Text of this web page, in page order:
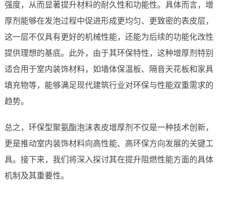
强度，从而显著提升材料的耐久性和功能性。具体而言，增
厚剂能够在发泡过程中促进形成更均匀、更致密的表皮层，
这一层不仅具有更好的机械性能，还能为后续的功能化改性
提供理想的基底。此外，由于其环保特性，这种增厚剂特别
适合用于室内装饰材料，如墙体保温板、隔音天花板和家具
填充物等，能够满足现代建筑行业对环保与性能双重需求的
趋势。
总之，环保型聚氨酯泡沫表皮增厚剂不仅是一种技术创新，
更是推动室内装饰材料向高性能、高环保方向发展的关键工
具。接下来，我们将深入探讨其在提升阻燃性能方面的具体
机制及其重要性。